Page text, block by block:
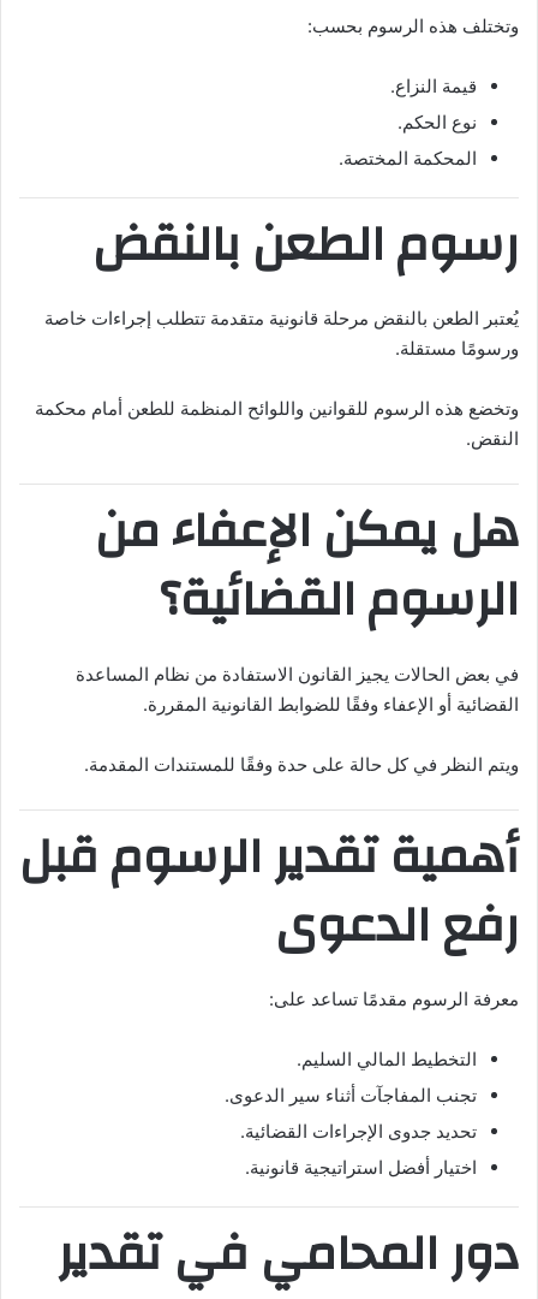
وتختلف هذه الرسوم بحسب:
قيمة النزاع.
نوع الحكم.
المحكمة المختصة.
رسوم الطعن بالنقض
يُعتبر الطعن بالنقض مرحلة قانونية متقدمة تتطلب إجراءات خاصة
ورسومًا مستقلة.
وتخضع هذه الرسوم للقوانين واللوائح المنظمة للطعن أمام محكمة
النقض.
هل يمكن الإعفاء من
الرسوم القضائية؟
في بعض الحالات يجيز القانون الاستفادة من نظام المساعدة
القضائية أو الإعفاء وفقًا للضوابط القانونية المقررة.
ويتم النظر في كل حالة على حدة وفقًا للمستندات المقدمة.
أهمية تقدير الرسوم قبل
رفع الدعوى
معرفة الرسوم مقدمًا تساعد على:
التخطيط المالي السليم.
تجنب المفاجآت أثناء سير الدعوى.
تحديد جدوى الإجراءات القضائية.
اختيار أفضل استراتيجية قانونية.
دور المحامي في تقدير